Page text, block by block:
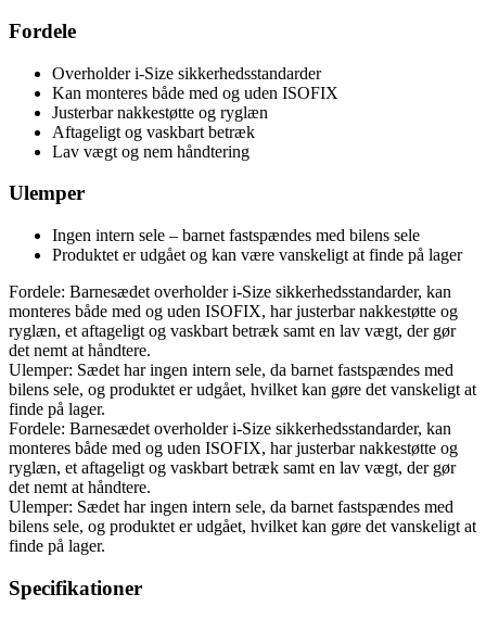
Fordele
Overholder i-Size sikkerhedsstandarder
Kan monteres både med og uden ISOFIX
Justerbar nakkestøtte og ryglæn
Aftageligt og vaskbart betræk
Lav vægt og nem håndtering
Ulemper
Ingen intern sele – barnet fastspændes med bilens sele
Produktet er udgået og kan være vanskeligt at finde på lager
Fordele: Barnesædet overholder i-Size sikkerhedsstandarder, kan
monteres både med og uden ISOFIX, har justerbar nakkestøtte og
ryglæn, et aftageligt og vaskbart betræk samt en lav vægt, der gør
det nemt at håndtere.
Ulemper: Sædet har ingen intern sele, da barnet fastspændes med
bilens sele, og produktet er udgået, hvilket kan gøre det vanskeligt at
finde på lager.
Fordele: Barnesædet overholder i-Size sikkerhedsstandarder, kan
monteres både med og uden ISOFIX, har justerbar nakkestøtte og
ryglæn, et aftageligt og vaskbart betræk samt en lav vægt, der gør
det nemt at håndtere.
Ulemper: Sædet har ingen intern sele, da barnet fastspændes med
bilens sele, og produktet er udgået, hvilket kan gøre det vanskeligt at
finde på lager.
Specifikationer